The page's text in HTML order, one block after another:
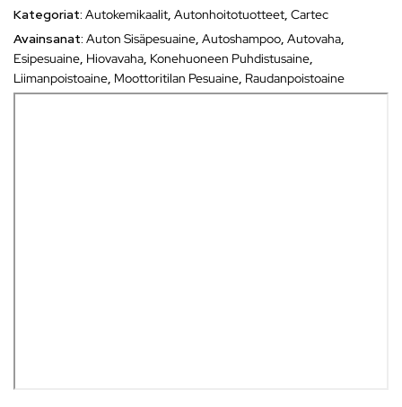
Kategoriat: Autokemikaalit, Autonhoitotuotteet, Cartec
Avainsanat: Auton Sisäpesuaine, Autoshampoo, Autovaha,
Esipesuaine, Hiovavaha, Konehuoneen Puhdistusaine,
Liimanpoistoaine, Moottoritilan Pesuaine, Raudanpoistoaine